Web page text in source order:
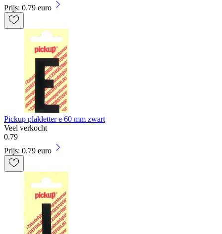
Prijs: 0.79 euro
Pickup plakletter e 60 mm zwart
Veel verkocht
0.79
Prijs: 0.79 euro